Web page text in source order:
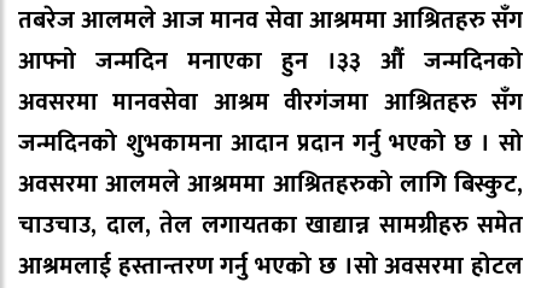
तबरेज आलमले आज मानव सेवा आश्रममा आश्रितहरु सँग
आफ्नो जन्मदिन मनाएका हुन ।३३ औं जन्मदिनको
अवसरमा मानवसेवा आश्रम वीरगंजमा आश्रितहरु सँग
जन्मदिनको शुभकामना आदान प्रदान गर्नु भएको छ । सो
अवसरमा आलमले आश्रममा आश्रितहरुको लागि बिस्कुट,
चाउचाउ, दाल, तेल लगायतका खाद्यान्न सामग्रीहरु समेत
आश्रमलाई हस्तान्तरण गर्नु भएको छ ।सो अवसरमा होटल